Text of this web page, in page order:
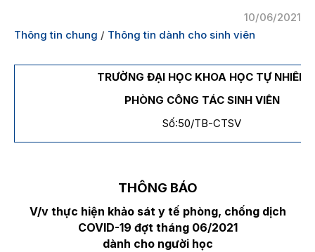
10/06/2021
Thông tin chung / Thông tin dành cho sinh viên
TRƯỜNG ĐẠI HỌC KHOA HỌC TỰ NHIÊN
PHÒNG CÔNG TÁC SINH VIÊN
Số:50/TB-CTSV
THÔNG BÁO
V/v thực hiện khảo sát y tế phòng, chống dịch
COVID-19 đợt tháng 06/2021
dành cho người học